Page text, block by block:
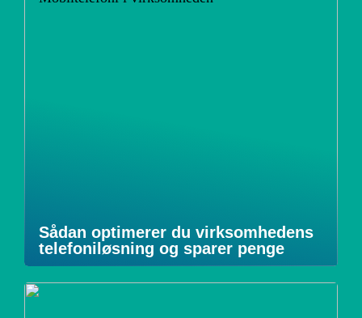
Sådan optimerer du virksomhedens
telefoniløsning og sparer penge